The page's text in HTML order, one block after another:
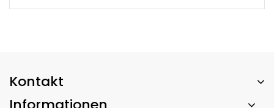
Kontakt